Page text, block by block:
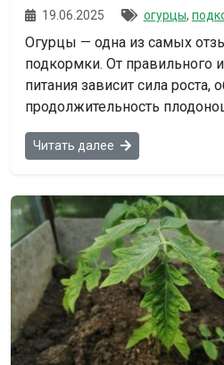
19.06.2025 огурцы,
Огурцы — одна из самых
подкормки. От правильного
питания зависит сила роста,
продолжительность
Читать далее